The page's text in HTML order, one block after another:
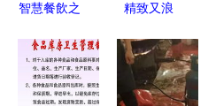
智慧餐飲之
學選擇管理
系統，以美
精致又浪
格“干飯人”
走進舌尖上